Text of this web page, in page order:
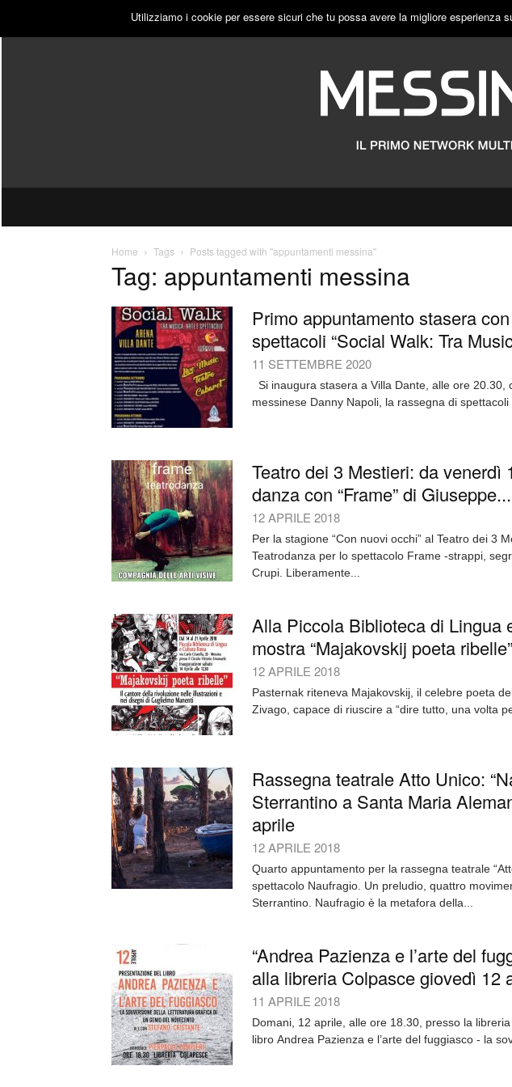
SABATO, 8 AGOSTO 2026 PUBBLICITÀ
Home Tags Posts tagged with "appuntamenti messina"
Tag: appuntamenti messina
Primo appuntamento stasera
spettacoli “Social Walk: Tra
11 SETTEMBRE 2020
Si inaugura stasera a Villa Dante, alle ore 20.30,
messinese Danny Napoli, la rassegna di spettacoli
Teatro dei 3 Mestieri: da venerdì
danza con “Frame” di Giuseppe...
12 APRILE 2018
Per la stagione “Con nuovi occhi” al Teatro dei 3
Teatrodanza per lo spettacolo Frame -strappi,
Crupi. Liberamente...
Alla Piccola Biblioteca di Lingua
mostra “Majakovskij poeta
12 APRILE 2018
Pasternak riteneva Majakovskij, il celebre poeta
Zivago, capace di riuscire a “dire tutto, una volta
Rassegna teatrale Atto Unico:
Sterrantino a Santa Maria
aprile
12 APRILE 2018
Quarto appuntamento per la rassegna teatrale
spettacolo Naufragio. Un preludio, quattro
Sterrantino. Naufragio è la metafora della...
“Andrea Pazienza e l’arte del
alla libreria Colpasce giovedì 12
11 APRILE 2018
Domani, 12 aprile, alle ore 18.30, presso la
libro Andrea Pazienza e l’arte del fuggiasco - la
Utilizziamo i cookie per essere sicuri che tu possa avere la migliore